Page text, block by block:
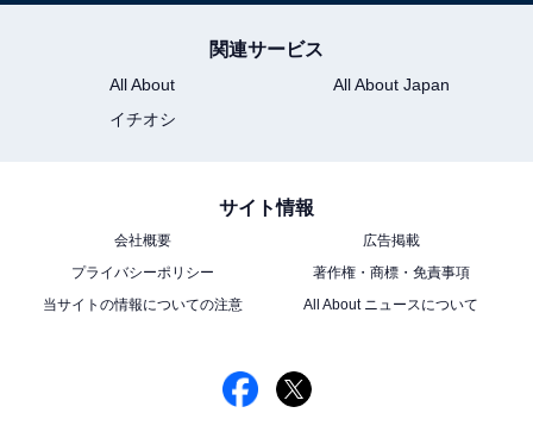
ノートパソコンは何年？ 家電の寿
関連サービス
All About
All About Japan
イチオシ
サイト情報
会社概要
広告掲載
プライバシーポリシー
著作権・商標・免責事項
当サイトの情報についての注意
All About ニュースについて